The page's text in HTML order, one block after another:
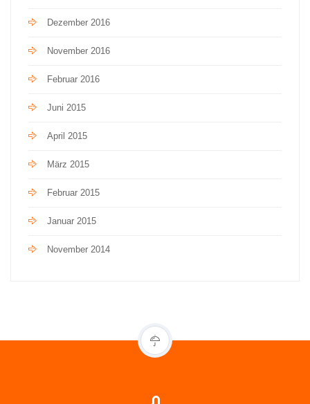
Dezember 2016
November 2016
Februar 2016
Juni 2015
April 2015
März 2015
Februar 2015
Januar 2015
November 2014